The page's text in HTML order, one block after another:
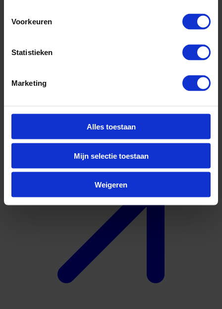
Voorkeuren
Statistieken
Marketing
Alles toestaan
Mijn selectie toestaan
Weigeren
Solliciteer direct